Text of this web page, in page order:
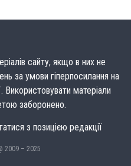
сайту, якщо в них не
за умови гіперпосилання на
Використовувати матеріали
заборонено.
з позицією редакції
2009 – 2025